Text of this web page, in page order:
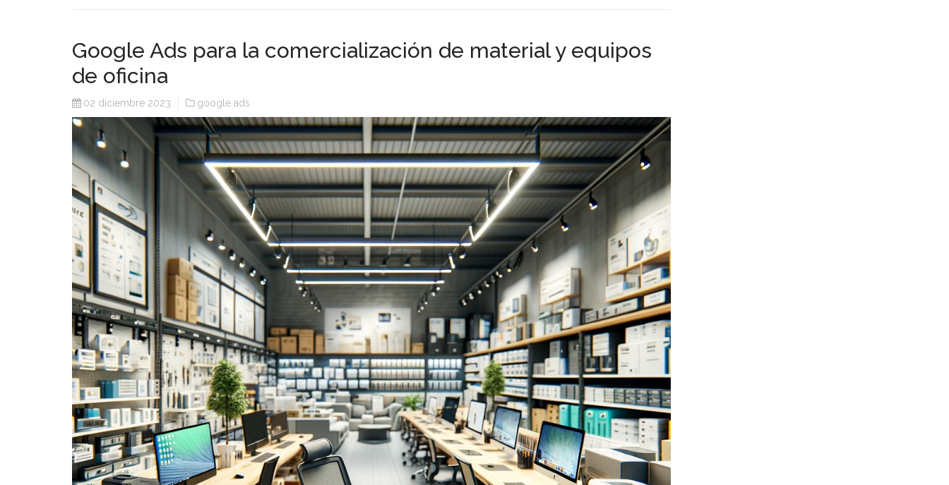
Google Ads para la comercialización de material y equipos
de oficina
02 diciembre 2023 google ads